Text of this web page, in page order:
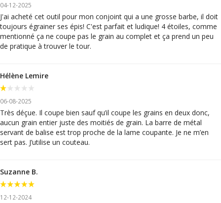
04-12-2025
J'ai acheté cet outil pour mon conjoint qui a une grosse barbe, il doit
toujours égrainer ses épis! C'est parfait et ludique! 4 étoiles, comme
mentionné ça ne coupe pas le grain au complet et ça prend un peu
de pratique à trouver le tour.
Hélène Lemire
06-08-2025
Très déçue. Il coupe bien sauf qu’il coupe les grains en deux donc,
aucun grain entier juste des moitiés de grain. La barre de métal
servant de balise est trop proche de la lame coupante. Je ne m’en
sert pas. J’utilise un couteau.
Suzanne B.
12-12-2024